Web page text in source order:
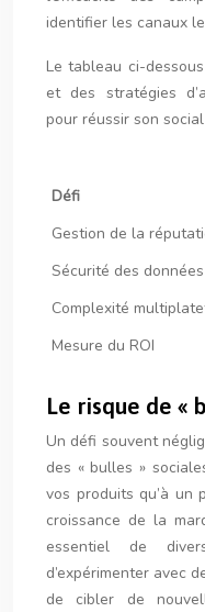
identifier les canaux
Le tableau ci-
et des stratégies
pour réussir son
Défi
Gestion de la
Sécurité des données
Complexité
Mesure du ROI
Le risque de «
Un défi souvent
des « bulles »
vos produits qu’à un
croissance de la
essentiel de
d’expérimenter avec
de cibler de